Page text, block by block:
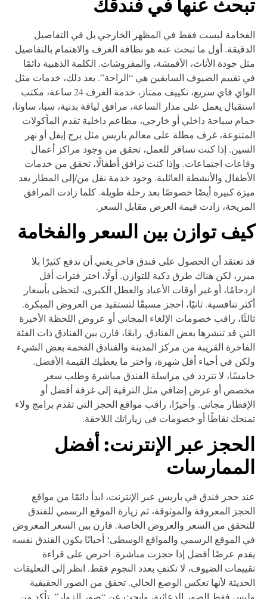
عنها في فندقك
ليست فقط في المظهر الخارجي بل في التفاصيل
أول ما تبحث عنه هو نظافة الغرف والاهتمام بالتفاصيل
جودة الأثاث، الأقمشة، والمفروشات. الكلمة الذهبية دائمًا
تقييم الضيوف السابقين هي “الراحة”. بعد ذلك، خدمات مثل
الواي فاي سريع، تكييف ممتاز، خدمة الغرف 24 ساعة، مكتب
يعمل على مدار الساعة، مرافق لياقة بدنية، سبا، ساونا،
سباحة داخلي أو خارجي، مطاعم داخلية تقدم المأكولات
غرف مطلة على معالم باريس مثل برج إيفل أو نهر
إذا كنت تسافر للعمل، تحقق من وجود مراكز أعمال
اجتماعات. وإذا كنت ترافق أطفالًا، تحقق من خدمات
والأنشطة العائلية. وجود خدمة نقل من/إلى المطار يعد
كبيرة أيضًا خصوصًا بعد رحلة طويلة. كلما زادت المرافق
زادت قيمة العرض مقابل السعر.
توازن بين السعر والفخامة
تعتقد أن الحصول على فندق فاخر يعني أن تدفع كثيرًا بلا
لكن هناك طرق ذكية للتوازن. أولًا، اختر فترات أقل
أو غير أوقات الأعياد والعطل الكبرى، لتحظى بأسعار
تنافسية. ثانيًا، احجز مسبقًا لتستفيد من العروض المبكرة.
راقب خصومات الإلغاء المجاني أو عروض اللحظة الأخيرة
قد تنشرها بعض الفنادق. رابعًا، قارن بين الفنادق ذات الفئة
القريبة من مركز المدينة والفنادق الفخمة بعض الشيء
في أحياء أقل شهرة، واختر ما يعطيك القيمة الأفضل.
لا تتردد في مراسلة الفندق مباشرة وطلب سعر
أو عرض إضافي مثل الترقية إلى غرفة أفضل أو
مجاني. وأخيرًا، راقب مواقع الحجز التي تقدم برامج ولاء
نقاطًا أو خصومات في زياراتك اللاحقة.
عبر الإنترنت: أفضل
حجز فندق في باريس عبر الإنترنت، ابدأ دائمًا من مواقع
المعروفة والموثوقة، ثم زيارة الموقع الرسمي للفندق
من السعر والعروض الخاصة. قارن بين السعر المعروض
الموقع الرسمي والمواقع الوسطى؛ أحيانًا يكون الفندق نفسه
عرضًا أفضل إذا حجزت مباشرة. احرص على قراءة
الضيوف، لا تكتفِ بعدد النجوم فقط. انظر إلى التعليقات
لأنها تعكس الوضع الحالي. تحقق من الصور الحقيقية
فقط الصور الدعائية، وابحث عن “صور الزوار”. تأكد من